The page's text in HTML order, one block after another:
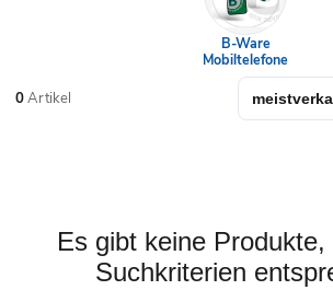
B-Ware
Mobiltelefone
0Artikel
Es gibt keine Produkte,
Suchkriterien